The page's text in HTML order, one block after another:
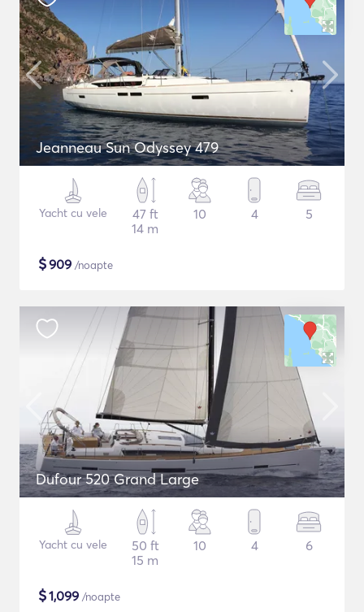
Jeanneau Sun Odyssey 479
Yacht cu vele
47 ft
14 m
10 4 5
$909 /noapte
Dufour 520 Grand Large
Yacht cu vele
50 ft
15 m
10 4 6
$1,099 /noapte